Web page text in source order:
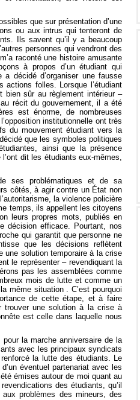
que sur présentation d’une
ou aux intrus qui tenteront de
Ils savent qu’il y a beaucoup
personnes qui vendront des
raconté une histoire amusante
à propos d’un étudiant qui
décidé d’organiser une fausse
actions folles. Lorsque l’étudiant
bien sûr au règlement intérieur –
récit du gouvernement, il a été
est énorme, de nombreuses
institutionnelle ont très
du mouvement étudiant vers la
que les symboles politiques
ainsi que la présence
dit les étudiants eux-mêmes,
ses problématiques et de sa
côtés, à agir contre un État non
la violence policière
temps, ils appellent les citoyens
leurs propres mots, publiés en
décision efficace. Pourtant, nos
qui garantit que personne ne
que les décisions reflètent
une solution temporaire à la crise
le représenter – revendiquant la
pas les assemblées comme
mois de lutte et comme un
même situation . C’est pourquoi
de cette étape, et à faire
trouver une solution à la crise à
est celle dans laquelle nous
la marche anniversaire de la
avec les principaux syndicats
la lutte des étudiants. Le
éventuel partenariat avec les
émises autour de moi quant au
des étudiants, qu’il
problèmes des mineurs, des